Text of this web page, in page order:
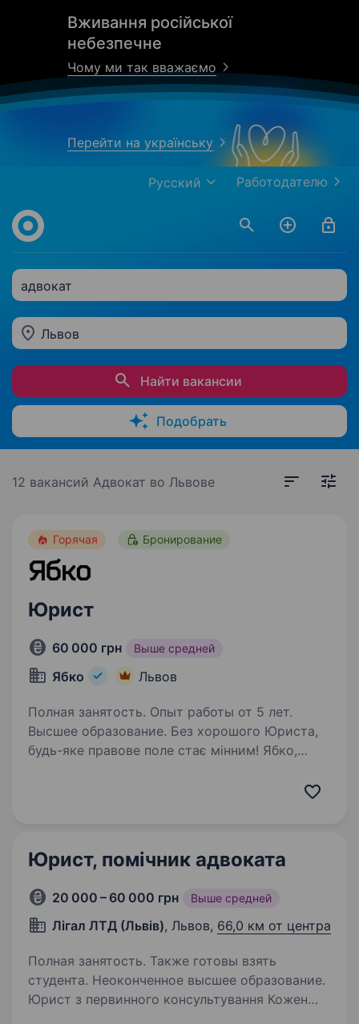
Вживання російської
небезпечне
Чому ми так вважаємо
Перейти на українську
Работодателю
Русский
адвокат
Львов
Найти вакансии
Подобрать
12 вакансий Адвокат во Львове
Горячая Бронирование
Юрист
60 000 грн Выше средней
Ябко Львов
Полная занятость. Опыт работы от 5 лет.
Высшее образование. Без хорошого Юриста,
будь-яке правове поле стає мінним! Ябко,
Юрист, помічник адвоката
20 000 – 60 000 грн Выше средней
Лігал ЛТД (Львів), Львов, 66,0 км от центра
Полная занятость. Также готовы взять
студента. Неоконченное высшее образование.
Юрист з первинного консультування Кожен